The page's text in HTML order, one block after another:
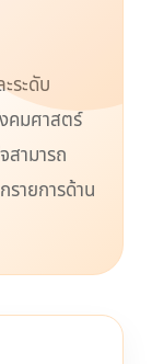
ระดับ
คมศาสตร์
สามารถ
รายการด้าน